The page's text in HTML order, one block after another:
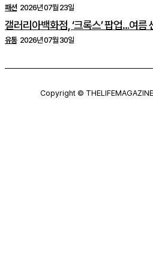
패션 2026년 07월 23일
갤러리아백화점, ‘크록스’ 팝업…여름
유통 2026년 07월 30일
Copyright ©